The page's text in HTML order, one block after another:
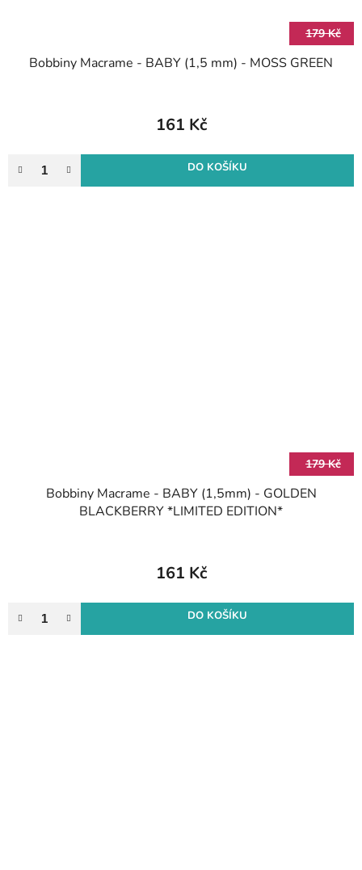
179 Kč
Bobbiny Macrame - BABY (1,5 mm) - MOSS GREEN
161 Kč
DO KOŠÍKU
179 Kč
Bobbiny Macrame - BABY (1,5mm) - GOLDEN
BLACKBERRY *LIMITED EDITION*
161 Kč
DO KOŠÍKU